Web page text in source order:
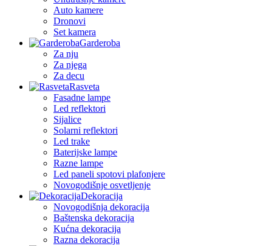
Auto kamere
Dronovi
Set kamera
Garderoba
Za nju
Za njega
Za decu
Rasveta
Fasadne lampe
Led reflektori
Sijalice
Solarni reflektori
Led trake
Baterijske lampe
Razne lampe
Led paneli spotovi plafonjere
Novogodišnje osvetljenje
Dekoracija
Novogodišnja dekoracija
Baštenska dekoracija
Kućna dekoracija
Razna dekoracija